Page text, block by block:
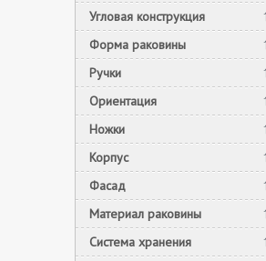
Угловая конструкция
Форма раковины
Ручки
Ориентация
Ножки
Корпус
Фасад
Материал раковины
Система хранения